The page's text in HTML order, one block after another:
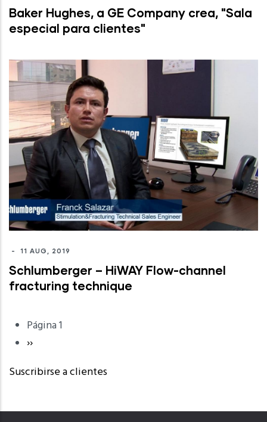
Baker Hughes, a GE Company crea, "Sala
especial para clientes"
- 11 AUG, 2019
Schlumberger – HiWAY Flow-channel
fracturing technique
Paginación
Página 1
Página
››
Suscribirse a clientes